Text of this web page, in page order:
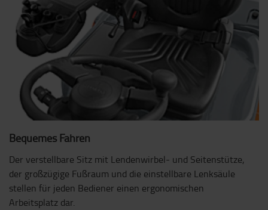
Bequemes Fahren
Der verstellbare Sitz mit Lendenwirbel- und Seitenstütze,
der großzügige Fußraum und die einstellbare Lenksäule
stellen für jeden Bediener einen ergonomischen
Arbeitsplatz dar.